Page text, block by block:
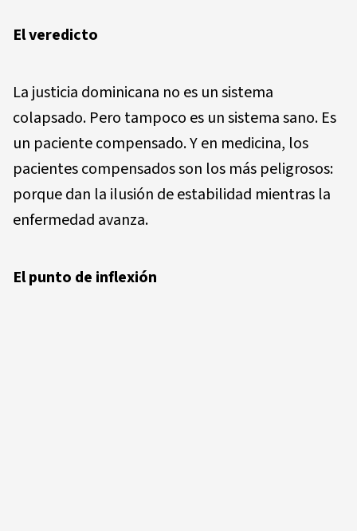
El veredicto
La justicia dominicana no es un sistema
colapsado. Pero tampoco es un sistema sano. Es
un paciente compensado. Y en medicina, los
pacientes compensados son los más peligrosos:
porque dan la ilusión de estabilidad mientras la
enfermedad avanza.
El punto de inflexión